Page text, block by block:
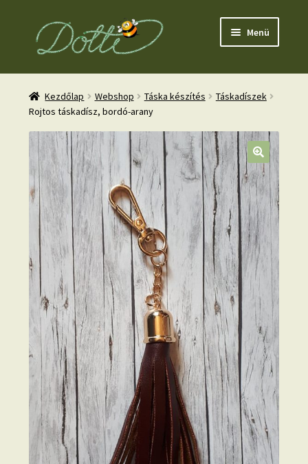
Ugrás
Kilépés
Menü
Kezdőlap Webshop Táska készítés
Táskadíszek
Rojtos táskadísz, bordó-arany